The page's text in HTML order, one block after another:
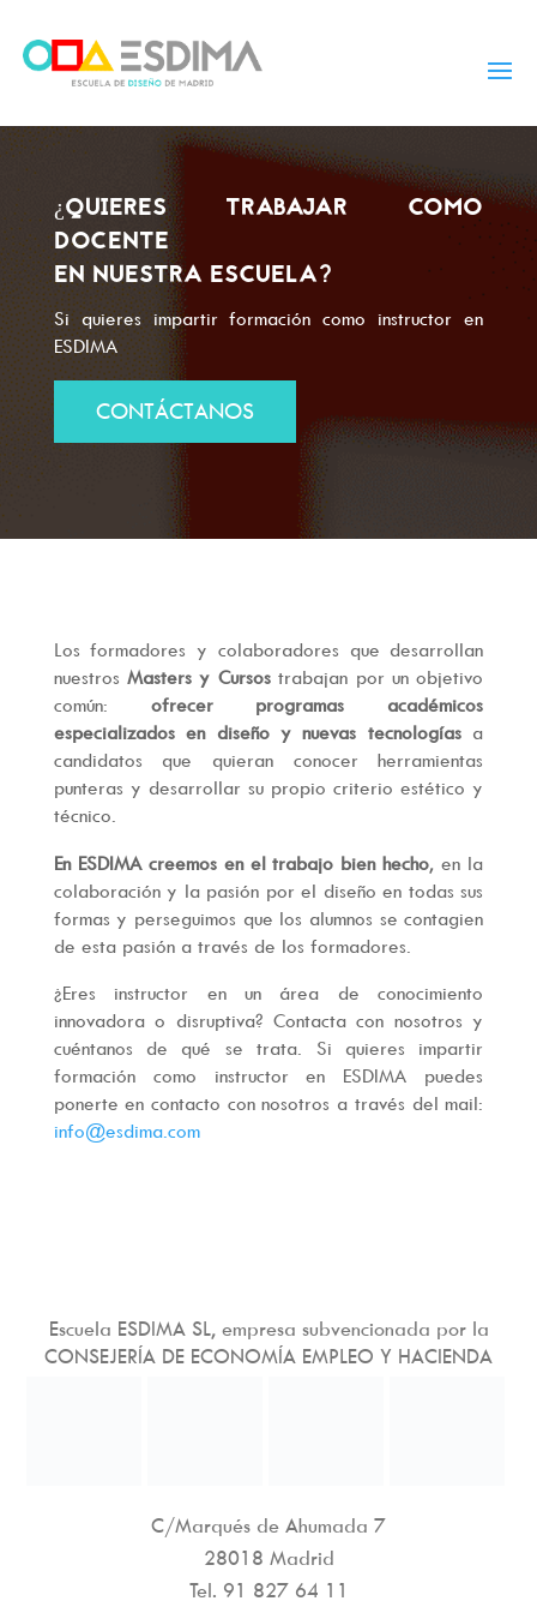
¿QUIERES TRABAJAR COMO
DOCENTE
EN NUESTRA ESCUELA?
Si quieres impartir formación como instructor en
ESDIMA
CONTÁCTANOS
Los formadores y colaboradores que desarrollan
nuestrosMasters y Cursostrabajan por un objetivo
común: ofrecer programas académicos
especializados en diseño y nuevas tecnologíasa
candidatos que quieran conocer herramientas
punteras y desarrollar su propio criterio estético y
técnico.
En ESDIMA creemos en el trabajo bien hecho, en la
colaboración y la pasión por el diseño en todas sus
formas y perseguimos que los alumnos se contagien
de esta pasión a través de los formadores.
¿Eres instructor en un área de conocimiento
innovadora o disruptiva? Contacta con nosotros y
cuéntanos de qué se trata. Si quieres impartir
formación como instructor en ESDIMA puedes
ponerte en contacto con nosotros a través del mail:
info@esdima.com
Escuela ESDIMA SL, empresa subvencionada por la
CONSEJERÍA DE ECONOMÍA EMPLEO Y HACIENDA
C/Marqués de Ahumada 7
28018 Madrid
Tel. 91 827 64 11